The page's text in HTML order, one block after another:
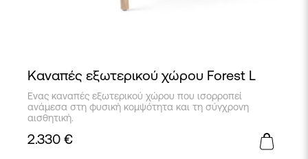
Καναπές εξωτερικού χώρου Forest L
Eνας καναπές εξωτερικού χώρου που ισορροπεί
ανάμεσα στη φυσική κομψότητα και τη σύγχρονη
αισθητική.
2.330 €